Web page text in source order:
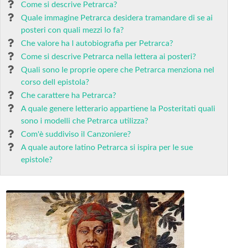
Come si descrive Petrarca?
Quale immagine Petrarca desidera tramandare di se ai
posteri con quali mezzi lo fa?
Che valore ha l autobiografia per Petrarca?
Come si descrive Petrarca nella lettera ai posteri?
Quali sono le proprie opere che Petrarca menziona nel
corso dell epistola?
Che carattere ha Petrarca?
A quale genere letterario appartiene la Posteritati quali
sono i modelli che Petrarca utilizza?
Com'è suddiviso il Canzoniere?
A quale autore latino Petrarca si ispira per le sue
epistole?